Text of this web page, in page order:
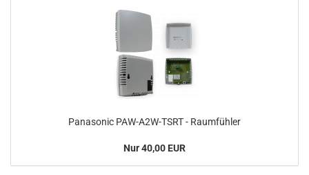
Panasonic PAW-A2W-TSRT - Raumfühler
Nur 40,00 EUR